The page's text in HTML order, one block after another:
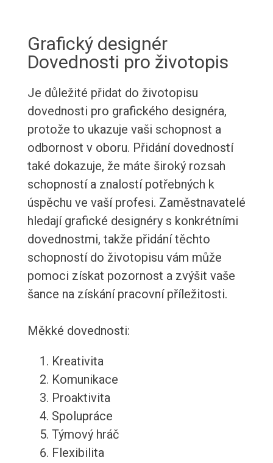
Grafický designér
Dovednosti pro životopis
Je důležité přidat do životopisu
dovednosti pro grafického designéra,
protože to ukazuje vaši schopnost a
odbornost v oboru. Přidání dovedností
také dokazuje, že máte široký rozsah
schopností a znalostí potřebných k
úspěchu ve vaší profesi. Zaměstnavatelé
hledají grafické designéry s konkrétními
dovednostmi, takže přidání těchto
schopností do životopisu vám může
pomoci získat pozornost a zvýšit vaše
šance na získání pracovní příležitosti.
Měkké dovednosti:
Kreativita
Komunikace
Proaktivita
Spolupráce
Týmový hráč
Flexibilita